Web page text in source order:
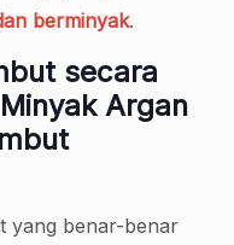
berminyak.
secara
Argan
yang benar-benar